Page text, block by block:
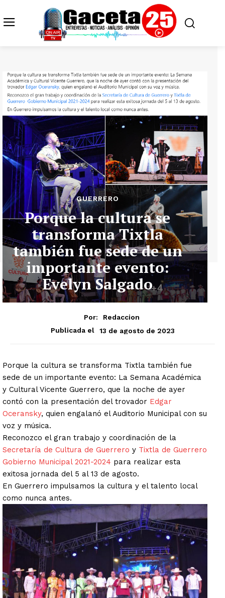
GUERRERO
Porque la cultura se
transforma Tixtla
también fue sede de un
importante evento:
Evelyn Salgado
Por:
Redaccion
Publicada el
13 de agosto de 2023
Porque la cultura se transforma Tixtla también fue
sede de un importante evento: La Semana Académica
y Cultural Vicente Guerrero, que la noche de ayer
contó con la presentación del trovador Edgar
Oceransky, quien engalanó el Auditorio Municipal con su
voz y música.
Reconozco el gran trabajo y coordinación de la
Secretaría de Cultura de Guerrero y Tixtla de Guerrero
Gobierno Municipal 2021-2024 para realizar esta
exitosa jornada del 5 al 13 de agosto.
En Guerrero impulsamos la cultura y el talento local
como nunca antes.